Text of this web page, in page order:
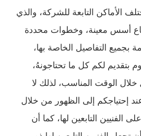
الأماكن التابعة للشركة، والذي
أسس معينة، وخطوات محددة
بجميع التفاصيل الخاصة بها،
بتقديم لكم كل ما تحتاجونهُ،
خلال الوقت المناسب، لذلك لا
إحتياجكم إلى الظهور من خلال
الفنيين التابعين لها، كما أن